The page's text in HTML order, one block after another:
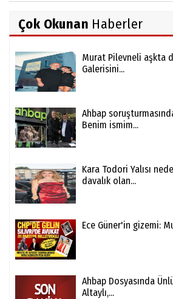
Çok Okunan Haberler
Murat Pilevneli aşkta
Galerisini...
Ahbap
Benim ismim...
Kara Todori Yalısı
davalık olan...
Ece Güner'in gizemi:
Ahbap Dosyasında
Altaylı,...